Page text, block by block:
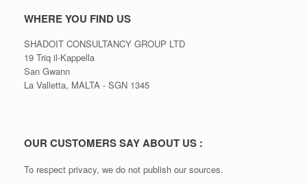
WHERE YOU FIND US
SHADOIT CONSULTANCY GROUP LTD
19 Triq il-Kappella
San Gwann
La Valletta, MALTA - SGN 1345
OUR CUSTOMERS SAY ABOUT US :
To respect privacy, we do not publish our sources.